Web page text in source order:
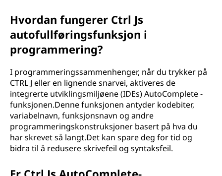
Hvordan fungerer Ctrl Js
autofullføringsfunksjon i
programmering?
I programmeringssammenhenger, når du trykker på
CTRL J eller en lignende snarvei, aktiveres de
integrerte utviklingsmiljøene (IDEs) AutoComplete -
funksjonen.Denne funksjonen antyder kodebiter,
variabelnavn, funksjonsnavn og andre
programmeringskonstruksjoner basert på hva du
har skrevet så langt.Det kan spare deg for tid og
bidra til å redusere skrivefeil og syntaksfeil.